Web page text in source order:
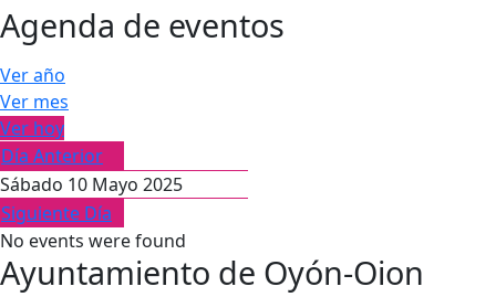
Agenda de eventos
Ver año
Ver mes
Ver hoy
Día Anterior
Sábado 10 Mayo 2025
Siguiente Día
No events were found
Ayuntamiento de Oyón-Oion